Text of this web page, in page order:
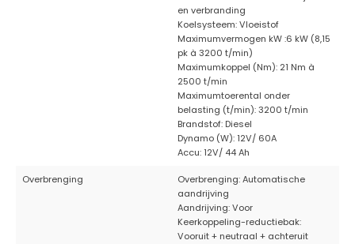
en verbranding
Koelsysteem: Vloeistof
Maximumvermogen kW :6 kW (8,15
pk à 3200 t/min)
Maximumkoppel (Nm): 21 Nm à
2500 t/min
Maximumtoerental onder
belasting (t/min): 3200 t/min
Brandstof: Diesel
Dynamo (W): 12V/ 60A
Accu: 12V/ 44 Ah
Overbrenging
Overbrenging: Automatische
aandrijving
Aandrijving: Voor
Keerkoppeling-reductiebak:
Vooruit + neutraal + achteruit